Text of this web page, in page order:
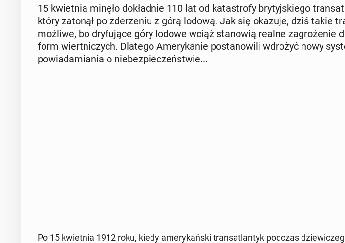
15 kwiet­nia minęło do­kład­nie 110 lat od ka­ta­stro­fy bry­tyj­skie­go
który zatonął po zde­rze­niu z górą lodową. Jak się okazuje, dziś takie
możliwe, bo dry­fu­ją­ce góry lodowe wciąż sta­no­wią realne za­gro­że­nie
form wiert­ni­czych. Dlatego Ame­ry­ka­nie po­sta­no­wi­li wdrożyć nowy
po­wia­da­mia­nia o nie­bez­pie­czeń­stwie...
Po 15 kwiet­nia 1912 roku, kiedy ame­ry­kań­ski trans­atlan­tyk podczas